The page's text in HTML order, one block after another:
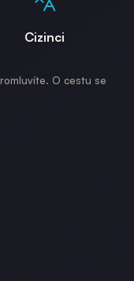
Cizinci
O cestu se